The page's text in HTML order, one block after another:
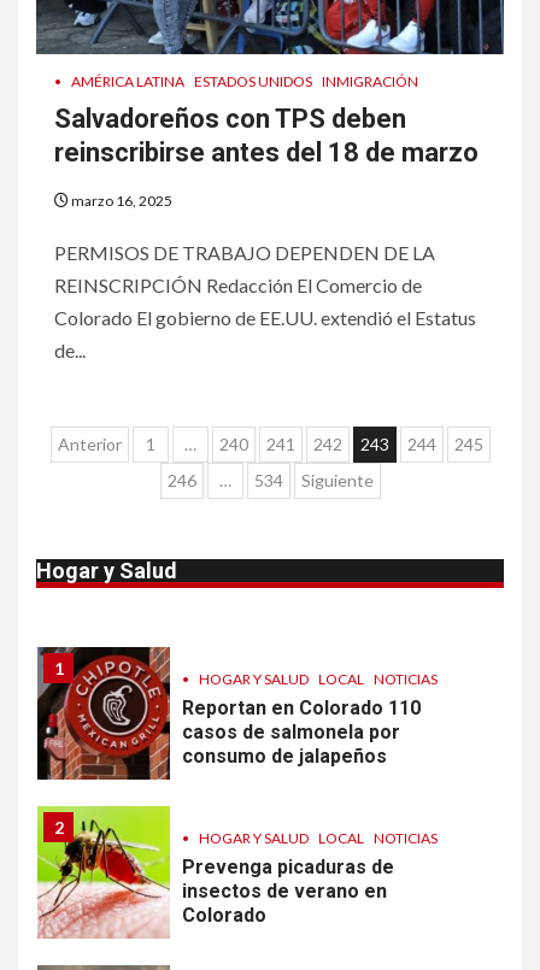
• AMÉRICA LATINA ESTADOS UNIDOS INMIGRACIÓN
Salvadoreños con TPS deben
reinscribirse antes del 18 de marzo
marzo 16, 2025
PERMISOS DE TRABAJO DEPENDEN DE LA
REINSCRIPCIÓN Redacción El Comercio de
Colorado El gobierno de EE.UU. extendió el Estatus
de...
Paginación
Anterior 1 … 240 241 242 243 244
245
246
… 534 Siguiente
Hogar y Salud
HOGAR Y SALUD
Insistir también tiene su
precio
dos muertes por Cyclospora
EEUU este año que en 2025
• ESTADOS UNIDOS HOGAR Y SALUD
Van 4,100 casos confirmados
por parásito que causa
1
• HOGAR Y SALUD LOCAL NOTICIAS
Reportan en Colorado 110
casos de salmonela por
consumo de jalapeños
2
• HOGAR Y SALUD LOCAL NOTICIAS
Prevenga picaduras de
insectos de verano en
Colorado